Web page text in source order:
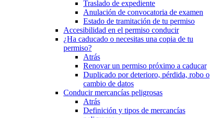
Traslado de expediente
Anulación de convocatoria de examen
Estado de tramitación de tu permiso
Accesibilidad en el permiso conducir
¿Ha caducado o necesitas una copia de tu
permiso?
Atrás
Renovar un permiso próximo a caducar
Duplicado por deterioro, pérdida, robo o
cambio de datos
Conducir mercancías peligrosas
Atrás
Definición y tipos de mercancías